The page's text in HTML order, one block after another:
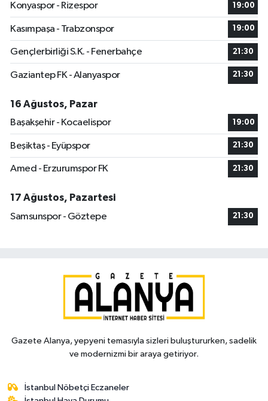
Konyaspor - Rizespor
19:00
Kasımpaşa - Trabzonspor 19:00
Gençlerbirliği S.K. - Fenerbahçe 21:30
Gaziantep FK - Alanyaspor 21:30
16 Ağustos, Pazar
Başakşehir - Kocaelispor
19:00
Beşiktaş - Eyüpspor 21:30
Amed - Erzurumspor FK 21:30
17 Ağustos, Pazartesi
Samsunspor - Göztepe
21:30
Gazete Alanya, yepyeni temasıyla sizleri buluştururken, sadelik
ve modernizmi bir araya getiriyor.
İstanbul Nöbetçi Eczaneler